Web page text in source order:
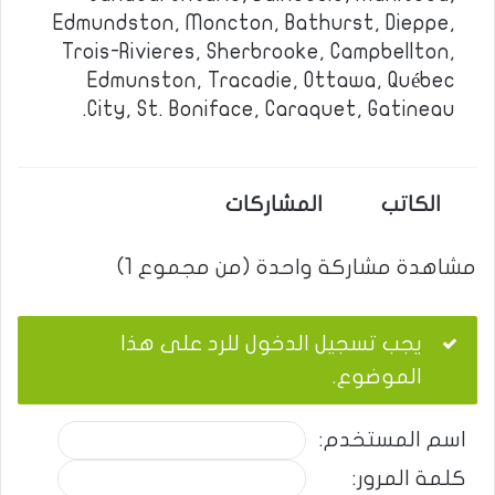
Edmundston, Moncton, Bathurst, Dieppe,
Trois-Rivieres, Sherbrooke, Campbellton,
Edmunston, Tracadie, Ottawa, Québec
City, St. Boniface, Caraquet, Gatineau.
الكاتب المشاركات
مشاهدة مشاركة واحدة (من مجموع 1)
يجب تسجيل الدخول للرد على هذا
الموضوع.
اسم المستخدم:
كلمة المرور: